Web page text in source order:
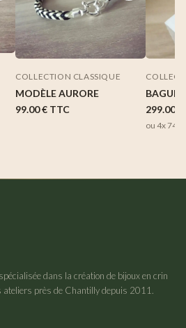
COLLECTION CLASSIQUE
MODÈLE AURORE
99.00 € TTC
BAGUE
299.00 €
ou 4x
dans la création de bijoux en crin
près de Chantilly depuis 2011.